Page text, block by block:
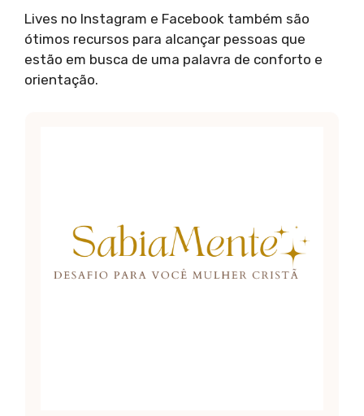
Lives no Instagram e Facebook também são
ótimos recursos para alcançar pessoas que
estão em busca de uma palavra de conforto e
orientação.